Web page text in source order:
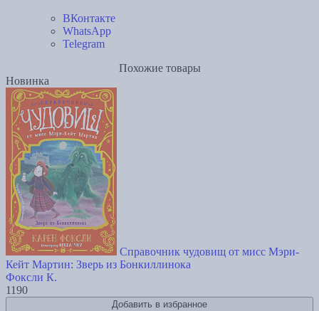
ВКонтакте
WhatsApp
Telegram
Похожие товары
Новинка
Справочник чудовищ от мисс Мэри-
Кейт Мартин: Зверь из Бонкиллинока
Фоксли К.
1190
Добавить в избранное